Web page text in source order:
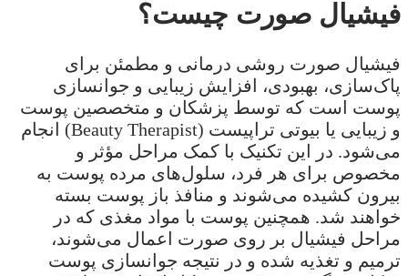
فیشیال صورت چیست؟
فیشیال صورت روشی درمانی و مطمئن برای
پاک‌سازی، بهبودی، افزایش زیبایی و جوانسازی
پوست است که توسط پزشکان و متخصصین پوست
و زیبایی یا بیوتی تراپیست (Beauty Therapist) انجام
می‌شود. در این تکنیک با کمک مراحل مؤثر و
مخصوص برای هر فرد، سلول‌های مرده پوست به
بیرون کشیده می‌شوند و منافذ باز پوست بسته
خواهند شد. همچنین پوست با مواد مغذی که در
مراحل فیشیال بر روی صورت اعمال می‌شوند،
ترمیم و تغذیه شده و در نتیجه جوانسازی پوست